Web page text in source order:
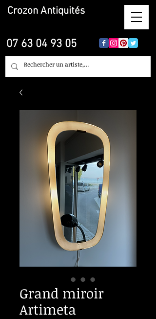
Crozon Antiquités
07 63 04 93 05
Grand miroir
Artimeta